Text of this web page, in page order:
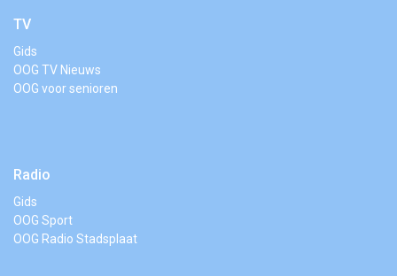
TV
Gids
OOG TV Nieuws
OOG voor senioren
Radio
Gids
OOG Sport
OOG Radio Stadsplaat